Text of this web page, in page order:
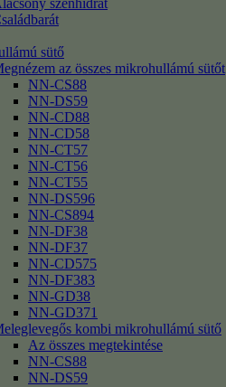
szénhidrát
sütő
az összes mikrohullámú sütőt
NN-CS88
NN-DS59
NN-CD88
NN-CD58
NN-CT57
NN-CT56
NN-CT55
NN-DS596
NN-CS894
NN-DF38
NN-DF37
NN-CD575
NN-DF383
NN-GD38
NN-GD371
kombi mikrohullámú sütő
Az összes megtekintése
NN-CS88
NN-DS59